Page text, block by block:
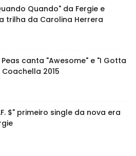
Quando" da Fergie e
trilha da Carolina Herrera
Peas canta "Awesome" e "I Gotta
Coachella 2015
$" primeiro single da nova era